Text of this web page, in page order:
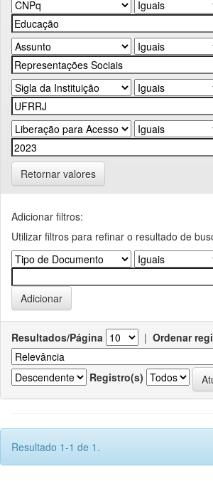
Retornar valores
Adicionar filtros:
Utilizar filtros para refinar o resultado de
Resultados/Página | Ordenar
Registro(s)
Resultado 1-1 de 1.